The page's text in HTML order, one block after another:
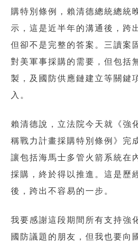
購特別條例，賴清德總統總統
示，這是近半年的溝通後，跨
但卻不是完整的答案。三讀案
對美軍事採購的需要，但包括
製，及國防供應鏈建立等關鍵
入。
賴清德說，立法院今天就《強
稱戰力計畫採購特別條例》完
讓包括海馬士多管火箭系統在
採購，終於得以推進。這是歷
後，跨出不容易的一步。
我要感謝這段期間所有支持強
國防議題的朋友，但我也要向